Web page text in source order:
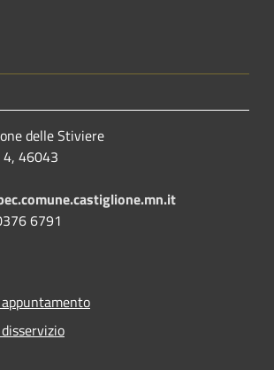
delle Stiviere
46043
6791